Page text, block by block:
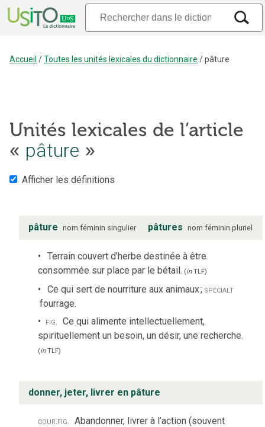
Accueil /Toutes les unités lexicales du dictionnaire /pâture
Unités lexicales de l’article
« pâture »
Afficher les définitions
pâture nom féminin singulier pâtures nom féminin pluriel
Terrain couvert d’herbe destinée à être
consommée sur place par le bétail. (inTLF)
Ce qui sert de nourriture aux animaux; spécialt
fourrage.
fig. Ce qui alimente intellectuellement,
spirituellement un besoin, un désir, une recherche.
(inTLF)
donner, jeter, livrer en pâture
cour.fig. Abandonner, livrer à l’action (souvent